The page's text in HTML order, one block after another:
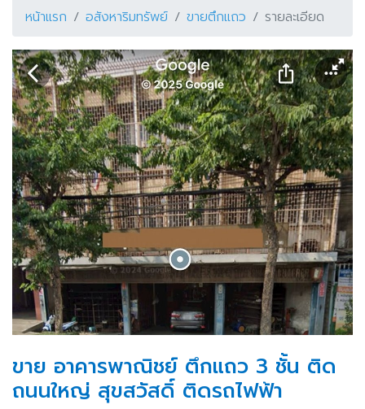
หน้าแรก อสังหาริมทรัพย์ ขายตึกแถว รายละเอียด
ขาย อาคารพาณิชย์ ตึกแถว 3 ชั้น ติด
ถนนใหญ่ สุขสวัสดิ์ ติดรถไฟฟ้า